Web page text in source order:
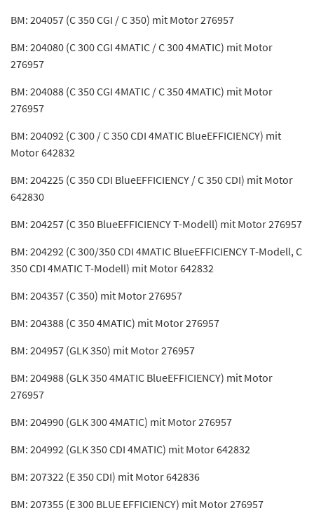
BM: 204057 (C 350 CGI / C 350) mit Motor 276957
BM: 204080 (C 300 CGI 4MATIC / C 300 4MATIC) mit Motor
276957
BM: 204088 (C 350 CGI 4MATIC / C 350 4MATIC) mit Motor
276957
BM: 204092 (C 300 / C 350 CDI 4MATIC BlueEFFICIENCY) mit
Motor 642832
BM: 204225 (C 350 CDI BlueEFFICIENCY / C 350 CDI) mit Motor
642830
BM: 204257 (C 350 BlueEFFICIENCY T-Modell) mit Motor 276957
BM: 204292 (C 300/350 CDI 4MATIC BlueEFFICIENCY T-Modell, C
350 CDI 4MATIC T-Modell) mit Motor 642832
BM: 204357 (C 350) mit Motor 276957
BM: 204388 (C 350 4MATIC) mit Motor 276957
BM: 204957 (GLK 350) mit Motor 276957
BM: 204988 (GLK 350 4MATIC BlueEFFICIENCY) mit Motor
276957
BM: 204990 (GLK 300 4MATIC) mit Motor 276957
BM: 204992 (GLK 350 CDI 4MATIC) mit Motor 642832
BM: 207322 (E 350 CDI) mit Motor 642836
BM: 207355 (E 300 BLUE EFFICIENCY) mit Motor 276957